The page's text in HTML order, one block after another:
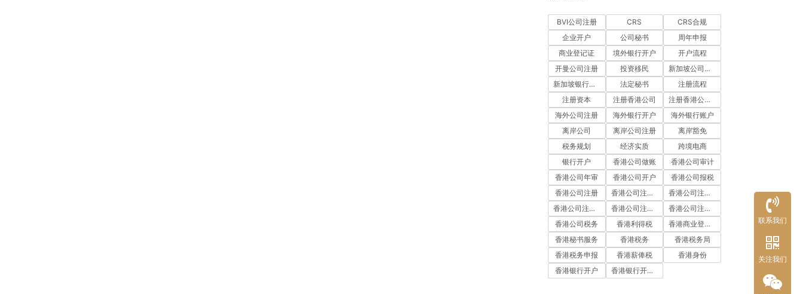
BVI公司注册 CRS
CRS合规
企业开户
公司秘书
周年申报
商业登记证
境外银行开户
开户流程
开曼公司注册
投资移民
新加坡公司注册
新加坡银行开户
法定秘书
注册流程
注册资本
注册香港公司
注册香港公司流程
海外公司注册
海外银行开户
海外银行账户
离岸公司
离岸公司注册
离岸豁免
税务规划
经济实质
跨境电商
银行开户
香港公司做账
香港公司审计
香港公司年审
香港公司开户
香港公司报税
香港公司注册
香港公司注册代办
香港公司注册处
香港公司注册流程
香港公司注册费用
香港公司注册资料
香港公司税务
香港利得税
香港商业登记证
香港秘书服务
香港税务
香港税务局
香港税务申报
香港薪俸税
香港身份
香港银行开户
香港银行开户流程
联系我们
关注我们